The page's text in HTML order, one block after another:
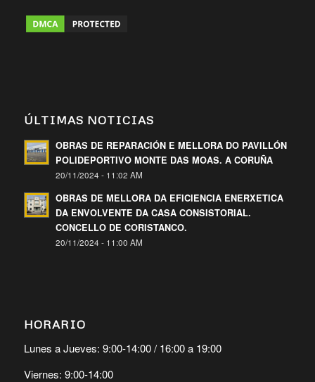
ÚLTIMAS NOTICIAS
OBRAS DE REPARACIÓN E MELLORA DO PAVILLÓN
POLIDEPORTIVO MONTE DAS MOAS. A CORUÑA
20/11/2024 - 11:02 AM
OBRAS DE MELLORA DA EFICIENCIA ENERXETICA
DA ENVOLVENTE DA CASA CONSISTORIAL.
CONCELLO DE CORISTANCO.
20/11/2024 - 11:00 AM
HORARIO
Lunes a Jueves: 9:00-14:00 / 16:00 a 19:00
Viernes: 9:00-14:00